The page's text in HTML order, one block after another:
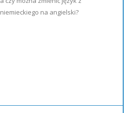
niemieckiego na angielski?